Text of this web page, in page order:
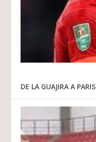
DE LA GUAJIRA A PARIS